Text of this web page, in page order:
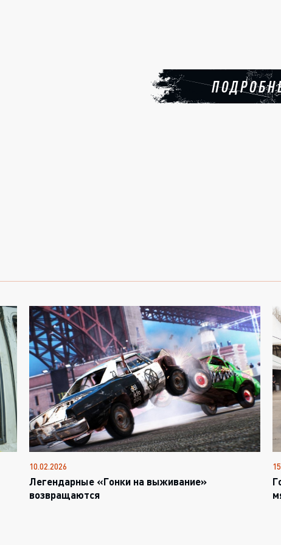
10.02.2026
Легендарные «Гонки на выживание»
возвращаются